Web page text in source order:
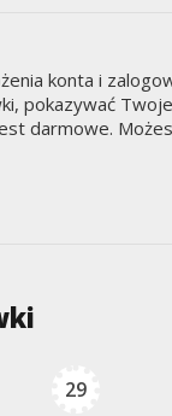
konta i
pokazywać
darmowe.
29